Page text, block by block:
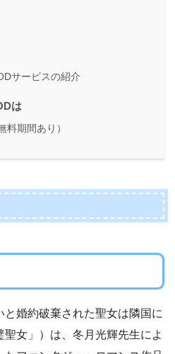
サービスの紹介
は
料期間あり）
と婚約破棄された聖女は隣国に
女」）は、冬月光輝先生によ